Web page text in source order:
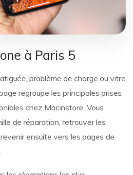
à Paris 5
problème de charge ou vitre
regroupe les principales prises
chez Macinstore. Vous
de réparation, retrouver les
ensuite vers les pages de